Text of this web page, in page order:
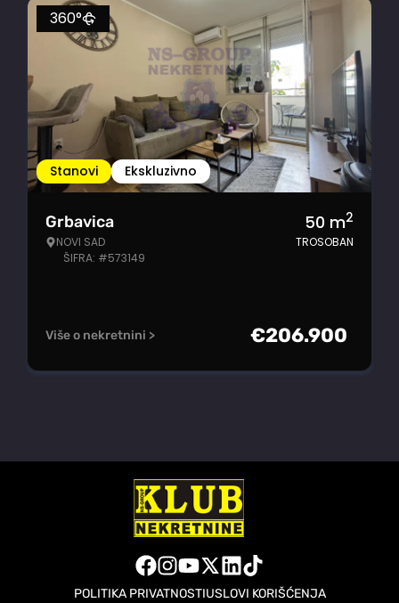
Stanovi Ekskluzivno
360°
Grbavica
NOVI SAD
ŠIFRA: #573149
50 m2
TROSOBAN
Više o nekretnini > €206.900
POLITIKA PRIVATNOSTIUSLOVI KORIŠĆENJA